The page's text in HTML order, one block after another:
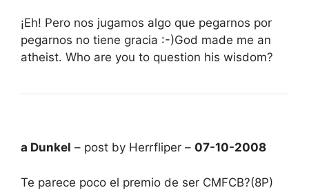
¡Eh! Pero nos jugamos algo que pegarnos por
pegarnos no tiene gracia :-)God made me an
atheist. Who are you to question his wisdom?
a Dunkel – post by Herrfliper – 07-10-2008
Te parece poco el premio de ser CMFCB?(8P)